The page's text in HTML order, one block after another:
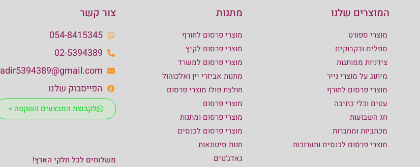
המוצרים שלנו
מוצרי ספורט
ספלים ובקבוקים
צידניות ממותגות
מיתוג על מוצרי נייר
מוצרי פרסום לחורף
עטים וכלי כתיבה
חג השבועות
מכתביות ומחברות
מוצרי פרסום לכנסים ותערוכות
מתנות
מוצרי פרסום לחורף
מוצרי פרסום לקיץ
מוצרי פרסום למשרד
מתנות אביזרי יין ואלכוהול
חולצת פולו מוצרי פרסום
מוצרי פרסום
מוצרי פרסום ומתנות
מוצרי פרסום לכנסים
חנות סיטונאות
גאדג'טים
צור קשר
054-8415345
02-5394389
adir5394389@gmail.com
הפייסבוק שלנו
לקבוצת המבצעים השקטה >
משלוחים לכל חלקי הארץ!